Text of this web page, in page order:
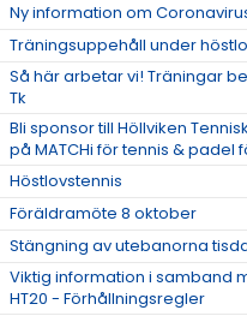
Ny information om
Träningsuppehåll under
Så här arbetar vi! Träningar
Tk
Bli sponsor till Höllviken
på MATCHi för tennis & padel
Höstlovstennis
Föräldramöte 8 oktober
Stängning av utebanorna
Viktig information i samband
HT20 - Förhållningsregler